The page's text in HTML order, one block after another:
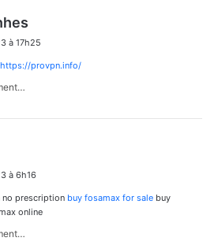
t
à 17h25
https://provpn.info/
t
:
à 6h16
no prescription buy fosamax for sale buy
online